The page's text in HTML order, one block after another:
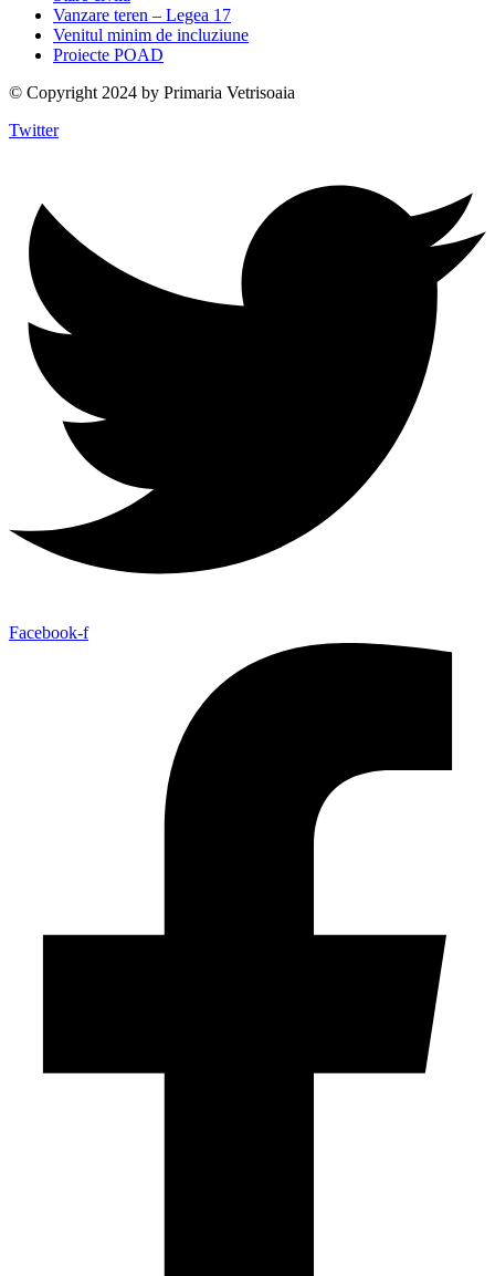
Vanzare teren – Legea 17
Venitul minim de incluziune
Proiecte POAD
© Copyright 2024 by Primaria Vetrisoaia
Twitter
Facebook-f